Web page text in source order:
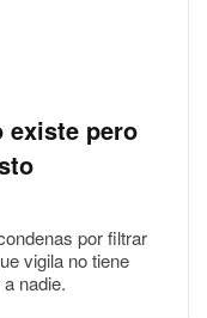
existe pero
por filtrar
vigila no tiene
nadie.